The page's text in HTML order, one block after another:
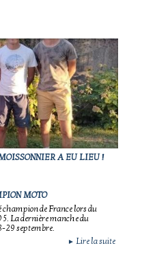
A EU LIEU !
MOTO
de France lors du
La dernière manche du
29 septembre.
► Lire la suite